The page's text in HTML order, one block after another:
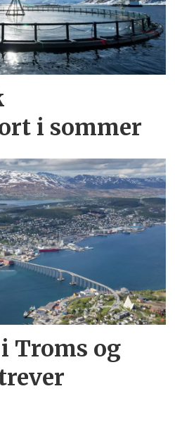
i sommer
Troms og